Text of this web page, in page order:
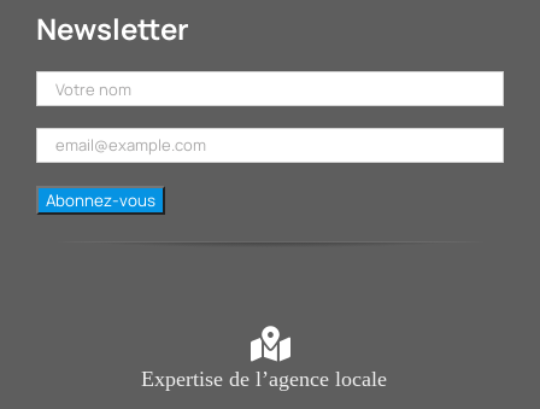
Newsletter
Expertise de l’agence locale